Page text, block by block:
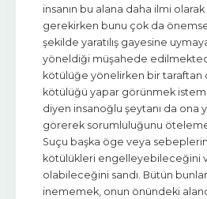
insanın bu alana daha ilmi
gerekirken bunu çok da
şekilde yaratılış gayesine
yöneldiği müşahede
kötülüğe yönelirken bir taraftan
kötülüğü yapar görünmek
diyen insanoğlu şeytanı da ona
görerek sorumluluğunu
Suçu başka öge veya
kötülükleri engelleyebileceğini
olabileceğini sandı. Bütün
inememek, onun önündeki